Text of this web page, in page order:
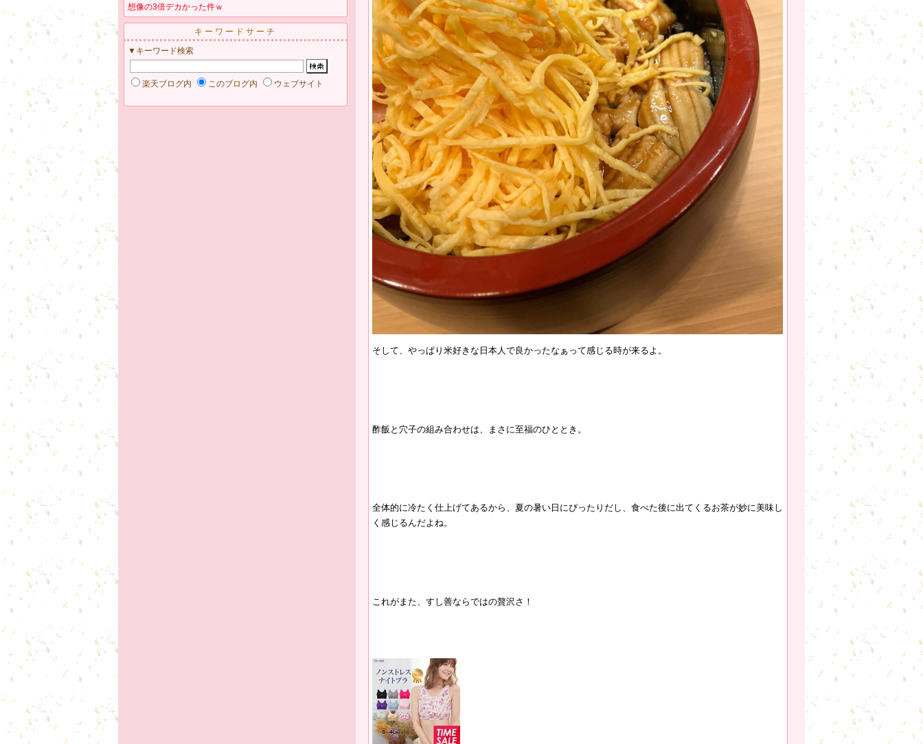
想像の3倍デカかった件ｗ
キーワードサーチ
▼キーワード検索
楽天ブログ内 このブログ内 ウェブサイト
そして、やっぱり米好きな日本人で良かったなぁって感じる時が来るよ。
酢飯と穴子の組み合わせは、まさに至福のひととき。
全体的に冷たく仕上げてあるから、夏の暑い日にぴったりだし、食べた後に出てくるお茶が妙に美味し
く感じるんだよね。
これがまた、すし善ならではの贅沢さ！